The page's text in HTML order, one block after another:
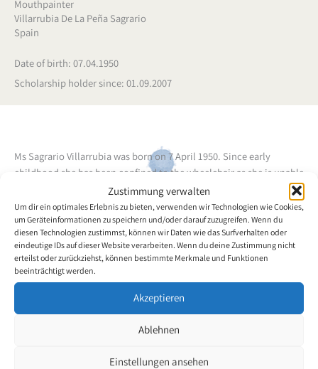
Zustimmung verwalten
Um dir ein optimales Erlebnis zu bieten, verwenden wir Technologien wie Cookies,
um Geräteinformationen zu speichern und/oder darauf zuzugreifen. Wenn du
diesen Technologien zustimmst, können wir Daten wie das Surfverhalten oder
eindeutige IDs auf dieser Website verarbeiten. Wenn du deine Zustimmung nicht
erteilst oder zurückziehst, können bestimmte Merkmale und Funktionen
beeinträchtigt werden.
Akzeptieren
Ablehnen
Einstellungen ansehen
Mouthpainter
Villarrubia De La Peña Sagrario
Spain
Date of birth: 07.04.1950
Scholarship holder since: 01.09.2007
Ms Sagrario Villarrubia was born on 7 April 1950. Since early
childhood she has been confined to the wheelchair as she is unable
to use her arms and legs. After attending primary school she took
her A levels. Painting has always been a passion of hers, which is
why she practised painting with her mouth from a young age on.
This was also the reason why she studied painting for a short
period. The mouth painting artist uses watercolours, acrylics,
crayons, oils and wax for creating drawings and paintings.
Back to the artists overview